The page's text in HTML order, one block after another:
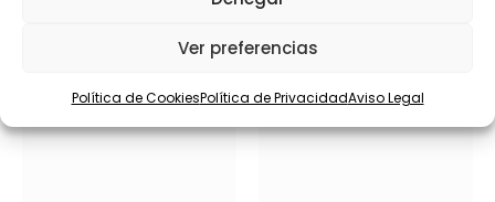
Ver preferencias
Política de CookiesPolítica de PrivacidadAviso Legal